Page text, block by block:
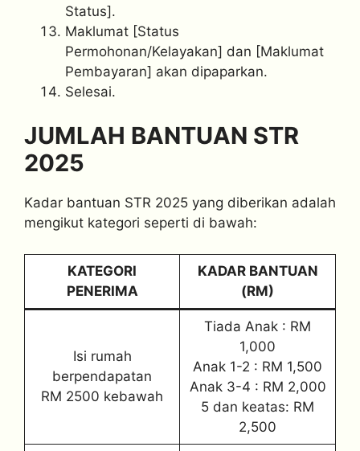
Status].
Maklumat [Status
Permohonan/Kelayakan] dan [Maklumat
Pembayaran] akan dipaparkan.
Selesai.
JUMLAH BANTUAN STR
2025
Kadar bantuan STR 2025 yang diberikan adalah
mengikut kategori seperti di bawah:
KATEGORI
PENERIMA
KADAR BANTUAN
(RM)
Isi rumah
berpendapatan
RM 2500 kebawah
Tiada Anak : RM
1,000
Anak 1-2 : RM 1,500
Anak 3-4 : RM 2,000
5 dan keatas: RM
2,500